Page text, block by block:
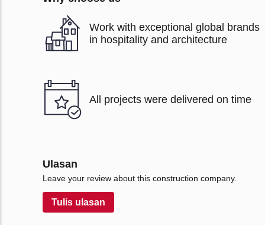
Work with exceptional global brands
in hospitality and architecture
All projects were delivered on time
Ulasan
Leave your review about this construction company.
Tulis ulasan